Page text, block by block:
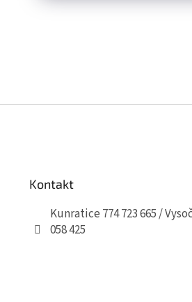
Kontakt
Kunratice 774 723 665 /
058 425